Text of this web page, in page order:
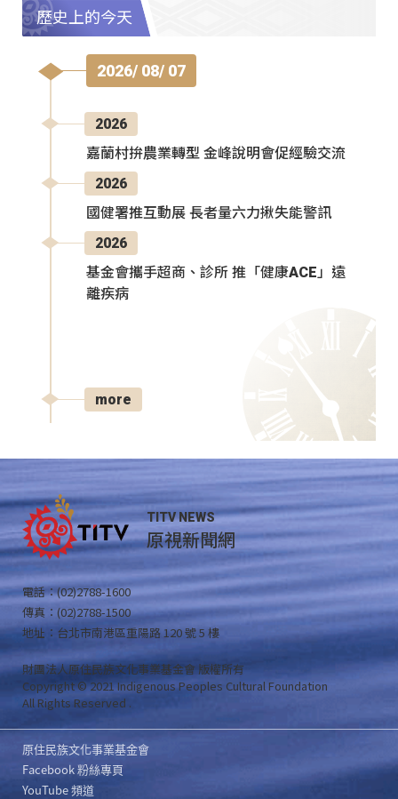
歷史上的今天
2026/ 08/ 07
2026
嘉蘭村拚農業轉型 金峰說明會促經驗交流
2026
國健署推互動展 長者量六力揪失能警訊
2026
基金會攜手超商、診所 推「健康ACE」遠
離疾病
more
TITV NEWS
原視新聞網
電話：(02)2788-1600
傳真：(02)2788-1500
地址：台北市南港區重陽路 120 號 5 樓
財團法人原住民族文化事業基金會 版權所有
Copyright © 2021 Indigenous Peoples Cultural Foundation
All Rights Reserved .
原住民族文化事業基金會
Facebook 粉絲專頁
YouTube 頻道